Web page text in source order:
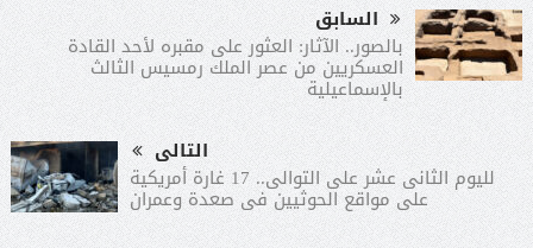
السابق
بالصور.. الآثار: العثور على مقبره لأحد القادة
العسكريين من عصر الملك رمسيس الثالث
بالإسماعيلية
التالى
لليوم الثانى عشر على التوالى.. 17 غارة أمريكية
على مواقع الحوثيين فى صعدة وعمران